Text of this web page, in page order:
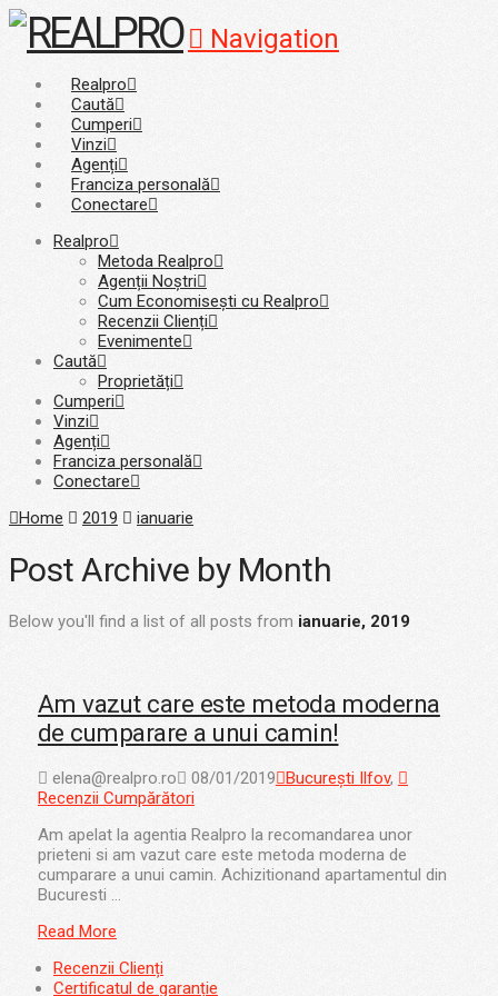
Navigation
Realpro
Caută
Cumperi
Vinzi
Agenți
Franciza personală
Conectare
Realpro
Metoda Realpro
Agenții Noștri
Cum Economisești cu Realpro
Recenzii Clienți
Evenimente
Caută
Proprietăți
Cumperi
Vinzi
Agenți
Franciza personală
Conectare
Home
2019 ianuarie
Post Archive by Month
Below you'll find a list of all posts from ianuarie, 2019
Am vazut care este metoda moderna
de cumparare a unui camin!
elena@realpro.ro 08/01/2019 București Ilfov,
Recenzii Cumpărători
Am apelat la agentia Realpro la recomandarea unor
prieteni si am vazut care este metoda moderna de
cumparare a unui camin. Achizitionand apartamentul din
Bucuresti …
Read More
Recenzii Clienți
Certificatul de garanție